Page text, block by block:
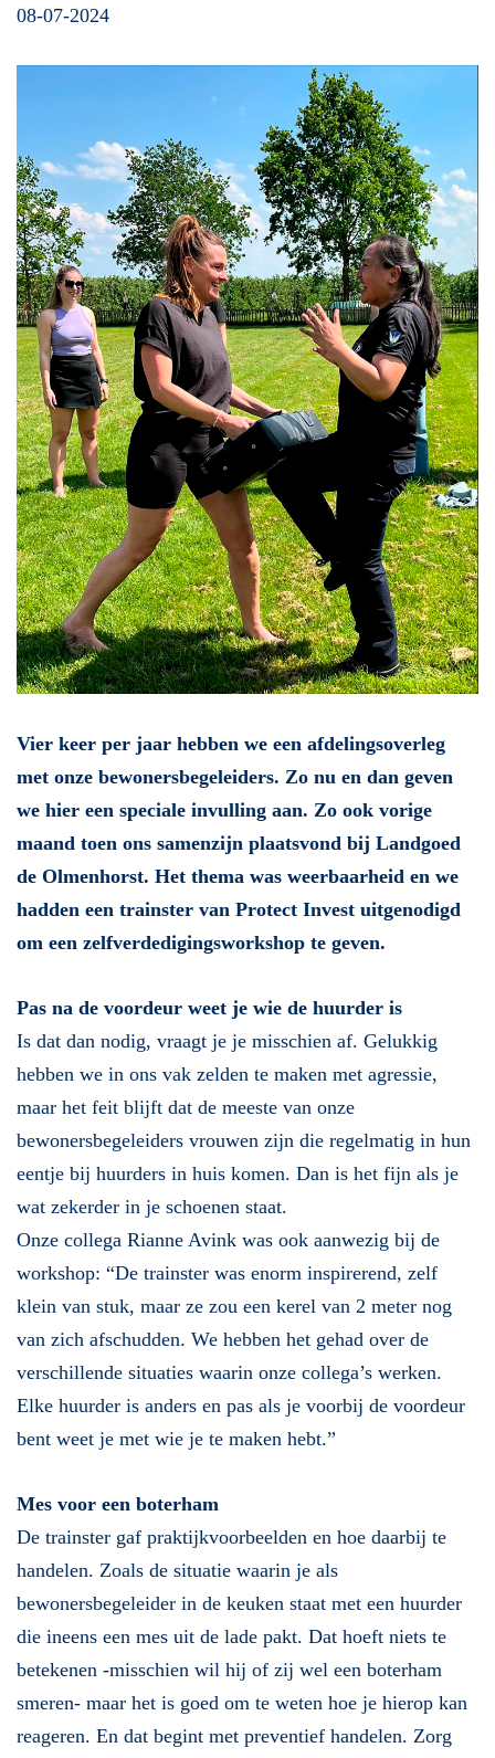
08-07-2024
Vier keer per jaar hebben we een afdelingsoverleg
met onze bewonersbegeleiders. Zo nu en dan geven
we hier een speciale invulling aan. Zo ook vorige
maand toen ons samenzijn plaatsvond bij Landgoed
de Olmenhorst. Het thema was weerbaarheid en we
hadden een trainster van Protect Invest uitgenodigd
om een zelfverdedigingsworkshop te geven.
Pas na de voordeur weet je wie de huurder is
Is dat dan nodig, vraagt je je misschien af. Gelukkig
hebben we in ons vak zelden te maken met agressie,
maar het feit blijft dat de meeste van onze
bewonersbegeleiders vrouwen zijn die regelmatig in hun
eentje bij huurders in huis komen. Dan is het fijn als je
wat zekerder in je schoenen staat.
Onze collega Rianne Avink was ook aanwezig bij de
workshop: “De trainster was enorm inspirerend, zelf
klein van stuk, maar ze zou een kerel van 2 meter nog
van zich afschudden. We hebben het gehad over de
verschillende situaties waarin onze collega’s werken.
Elke huurder is anders en pas als je voorbij de voordeur
bent weet je met wie je te maken hebt.”
Mes voor een boterham
De trainster gaf praktijkvoorbeelden en hoe daarbij te
handelen. Zoals de situatie waarin je als
bewonersbegeleider in de keuken staat met een huurder
die ineens een mes uit de lade pakt. Dat hoeft niets te
betekenen -misschien wil hij of zij wel een boterham
smeren- maar het is goed om te weten hoe je hierop kan
reageren. En dat begint met preventief handelen. Zorg